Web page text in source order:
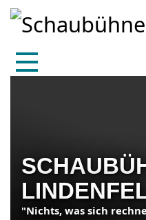
Zum Hauptinhalt
Skip to page footer
"Nichts, was sich